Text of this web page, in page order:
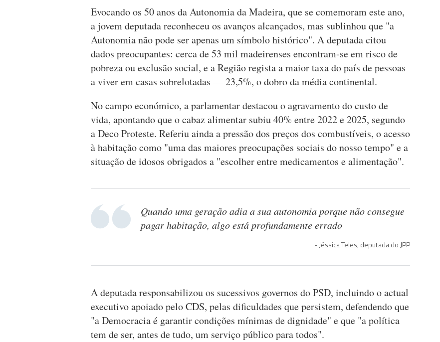
Evocando os 50 anos da Autonomia da Madeira, que se comemoram este ano,
a jovem deputada reconheceu os avanços alcançados, mas sublinhou que "a
Autonomia não pode ser apenas um símbolo histórico". A deputada citou
dados preocupantes: cerca de 53 mil madeirenses encontram-se em risco de
pobreza ou exclusão social, e a Região regista a maior taxa do país de pessoas
a viver em casas sobrelotadas — 23,5%, o dobro da média continental.
No campo económico, a parlamentar destacou o agravamento do custo de
vida, apontando que o cabaz alimentar subiu 40% entre 2022 e 2025, segundo
a Deco Proteste. Referiu ainda a pressão dos preços dos combustíveis, o acesso
à habitação como "uma das maiores preocupações sociais do nosso tempo" e a
situação de idosos obrigados a "escolher entre medicamentos e alimentação".
Quando uma geração adia a sua autonomia porque não consegue
pagar habitação, algo está profundamente errado
Jéssica Teles, deputada do JPP
A deputada responsabilizou os sucessivos governos do PSD, incluindo o actual
executivo apoiado pelo CDS, pelas dificuldades que persistem, defendendo que
"a Democracia é garantir condições mínimas de dignidade" e que "a política
tem de ser, antes de tudo, um serviço público para todos".